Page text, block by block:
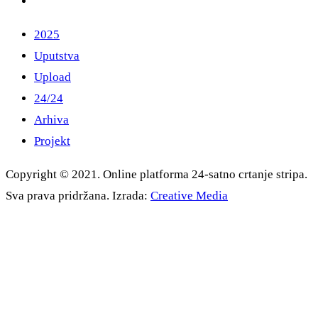
2025
Uputstva
Upload
24/24
Arhiva
Projekt
Copyright © 2021. Online platforma 24-satno crtanje stripa.
Sva prava pridržana. Izrada: Creative Media